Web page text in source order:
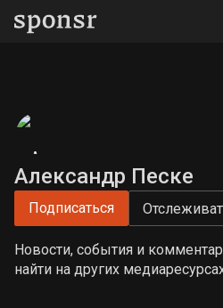
Александр Песке
Подписаться
Новости, события и
найти на других